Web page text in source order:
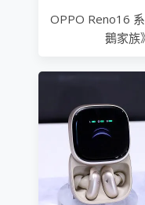
OPPO Reno16
鵝家族